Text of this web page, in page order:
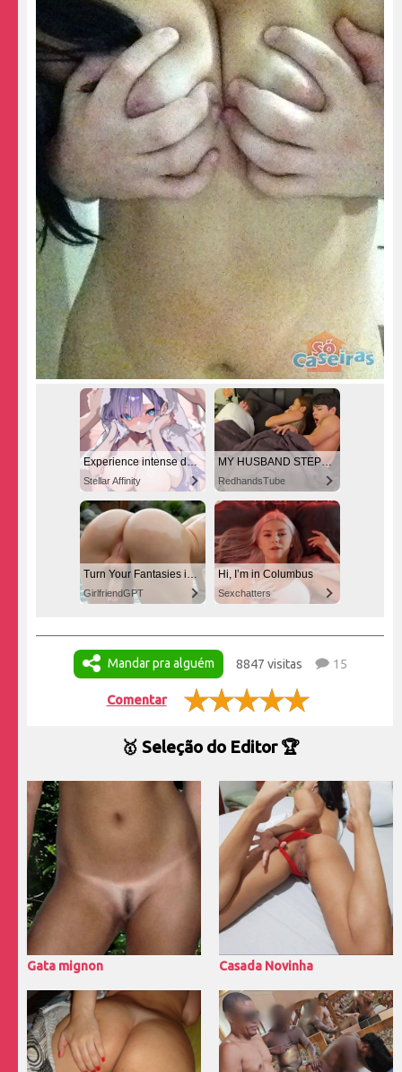
Experience intense desire for girls anytime, anywhere.
Stellar Affinity
MY HUSBAND STEPSON MISTAKENLY GIVES ME IN THE ASS
RedhandsTube
Turn Your Fantasies into Reality
GirlfriendGPT
Hi, I’m in Columbus
Sexchatters
Mandar pra alguém 8847 visitas 15
Comentar
🥇 Seleção do Editor 🏆
Gata mignon Casada Novinha